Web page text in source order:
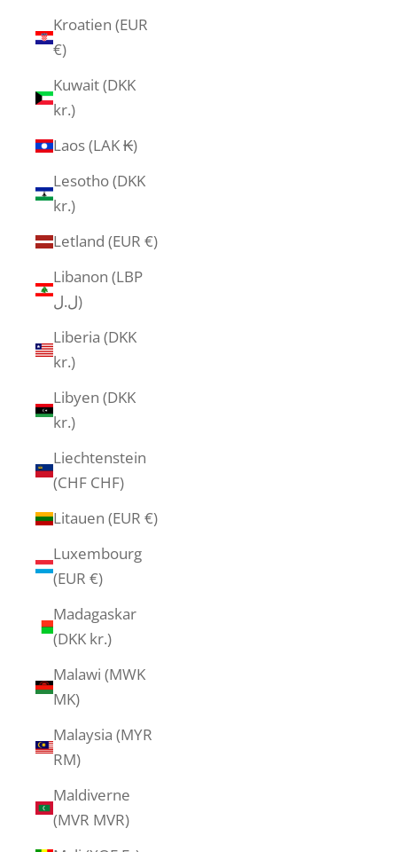
Kroatien (EUR
€)
Kuwait (DKK
kr.)
Laos (LAK ₭)
Lesotho (DKK
kr.)
Letland (EUR €)
Libanon (LBP
ل.ل)
Liberia (DKK
kr.)
Libyen (DKK
kr.)
Liechtenstein
(CHF CHF)
Litauen (EUR €)
Luxembourg
(EUR €)
Madagaskar
(DKK kr.)
Malawi (MWK
MK)
Malaysia (MYR
RM)
Maldiverne
(MVR MVR)